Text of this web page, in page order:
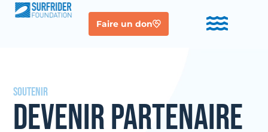
Faire un don
soutenir
DEVENIR PARTENAIRE